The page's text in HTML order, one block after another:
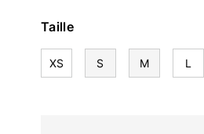
Taille
XS S M L